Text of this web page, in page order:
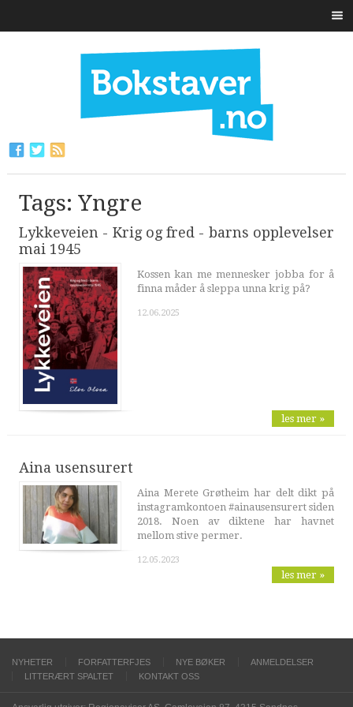
Tags: Yngre
Lykkeveien - Krig og fred - barns opplevelser
mai 1945
Kossen kan me mennesker jobba for å
finna måder å sleppa unna krig på?
12.06.2025
les mer »
Aina usensurert
Aina Merete Grøtheim har delt dikt på
instagramkontoen #ainausensurert siden
2018. Noen av diktene har havnet
mellom stive permer.
12.05.2023
les mer »
NYHETER FORFATTERFJES NYE BØKER
ANMELDELSER
LITTERÆRT SPALTET
KONTAKT OSS